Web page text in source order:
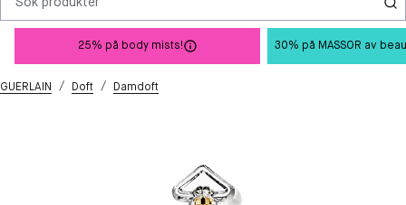
25% på body mists! 30% på MASSOR av
GUERLAIN / Doft / Damdoft